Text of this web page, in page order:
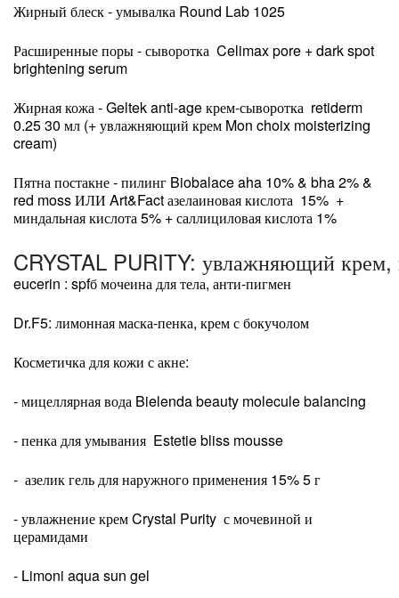
Жирный блеск - умывалка Round Lab 1025
Расширенные поры - сыворотка Celimax pore + dark spot
brightening serum
Жирная кожа - Geltek anti-age крем-сыворотка retiderm
0.25 30 мл (+ увлажняющий крем Mon choix moisterizing
cream)
Пятна постакне - пилинг Biobalace aha 10% & bha 2% &
red moss ИЛИ Art&Fact азелаиновая кислота 15% +
миндальная кислота 5% + саллициловая кислота 1%
CRYSTAL PURITY: увлажняющий крем,
eucerin : spfб мочеина для тела, анти-пигмен
Dr.F5: лимонная маска-пенка, крем с бокучолом
Косметичка для кожи с акне:
- мицеллярная вода Bielenda beauty molecule balancing
- пенка для умывания Estetie bliss mousse
- азелик гель для наружного применения 15% 5 г
- увлажнение крем Crystal Purity с мочевиной и
церамидами
- Limoni aqua sun gel